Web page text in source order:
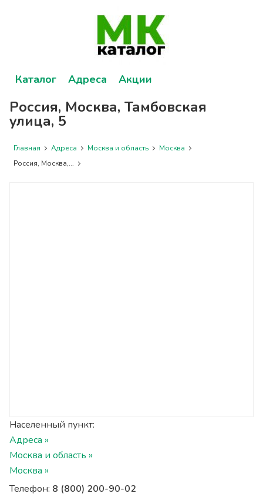
Каталог Адреса Акции
Россия, Москва, Тамбовская
улица, 5
Главная Адреса Москва и область
Москва
Россия, Москва,...
Населенный пункт:
Адреса »
Москва и область »
Москва »
Телефон: 8 (800) 200-90-02